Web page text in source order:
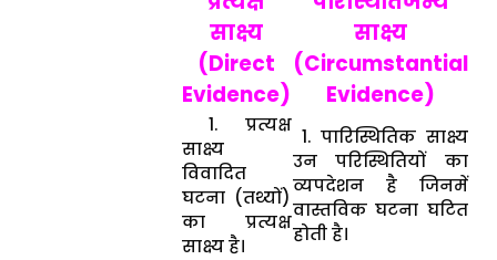
साक्ष्य
(Direct
Evidence)
साक्ष्य
(Circumstantial
Evidence)
1. प्रत्यक्ष
साक्ष्य
विवादित
घटना (तथ्यों)
का प्रत्यक्ष
साक्ष्य है।
1. पारिस्थितिक साक्ष्य
उन परिस्थितियों का
व्यपदेशन है जिनमें
वास्तविक घटना घटित
होती है।